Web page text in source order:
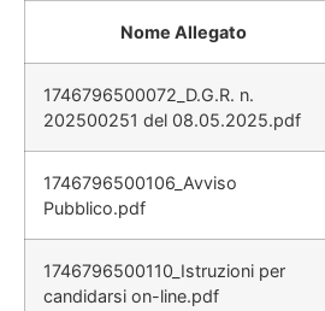
Nome Allegato
1746796500072_D.G.R. n.
202500251 del 08.05.2025.pdf
1746796500106_Avviso
Pubblico.pdf
1746796500110_Istruzioni per
candidarsi on-line.pdf